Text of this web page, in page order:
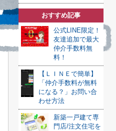
おすすめ記事
公式LINE限定！
友達追加で最大
仲介手数料無
料！
【ＬＩＮＥで簡単】
「仲介手数料が無料
になる？」お問い合
わせ方法
新築一戸建て専
門店/注文住宅を